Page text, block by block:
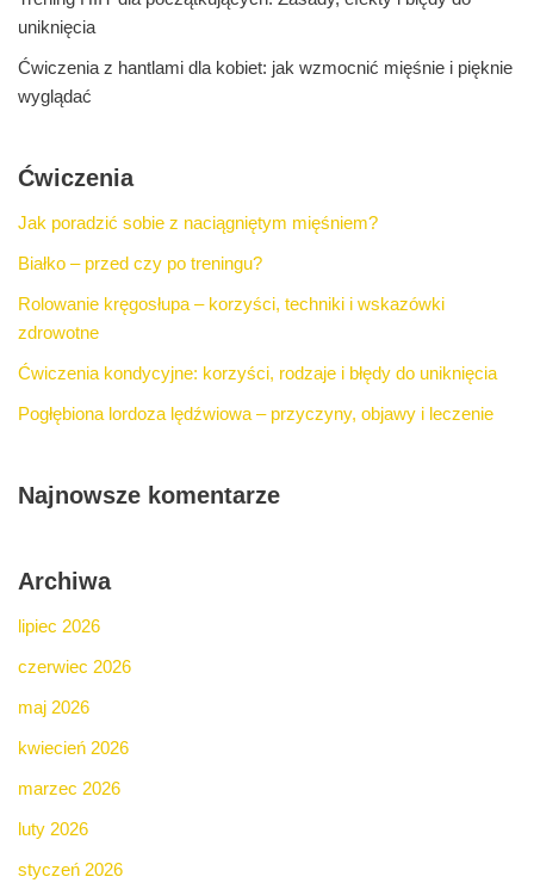
uniknięcia
Ćwiczenia z hantlami dla kobiet: jak wzmocnić mięśnie i pięknie
wyglądać
Ćwiczenia
Jak poradzić sobie z naciągniętym mięśniem?
Białko – przed czy po treningu?
Rolowanie kręgosłupa – korzyści, techniki i wskazówki
zdrowotne
Ćwiczenia kondycyjne: korzyści, rodzaje i błędy do uniknięcia
Pogłębiona lordoza lędźwiowa – przyczyny, objawy i leczenie
Najnowsze komentarze
Archiwa
lipiec 2026
czerwiec 2026
maj 2026
kwiecień 2026
marzec 2026
luty 2026
styczeń 2026